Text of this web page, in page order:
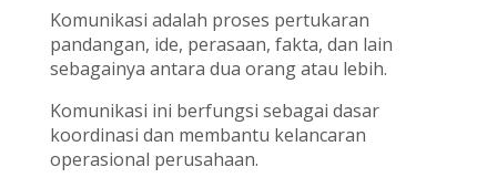
Komunikasi adalah proses pertukaran
pandangan, ide, perasaan, fakta, dan lain
sebagainya antara dua orang atau lebih.
Komunikasi ini berfungsi sebagai dasar
koordinasi dan membantu kelancaran
operasional perusahaan.